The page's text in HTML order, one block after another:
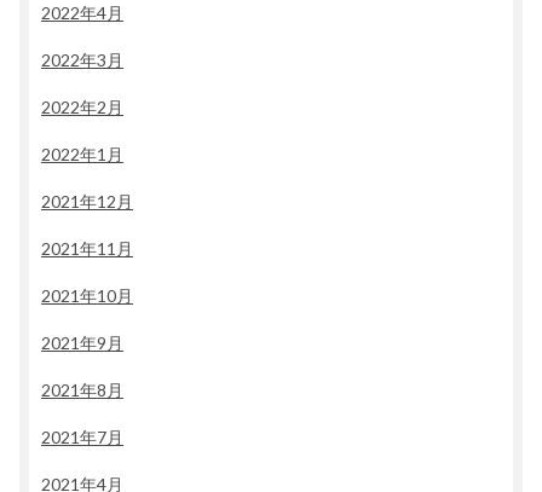
2022年4月
2022年3月
2022年2月
2022年1月
2021年12月
2021年11月
2021年10月
2021年9月
2021年8月
2021年7月
2021年4月